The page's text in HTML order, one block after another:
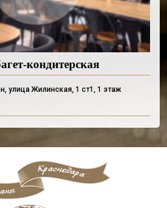
кондитерская
улица Жилинская, 1 ст1, 1 этаж